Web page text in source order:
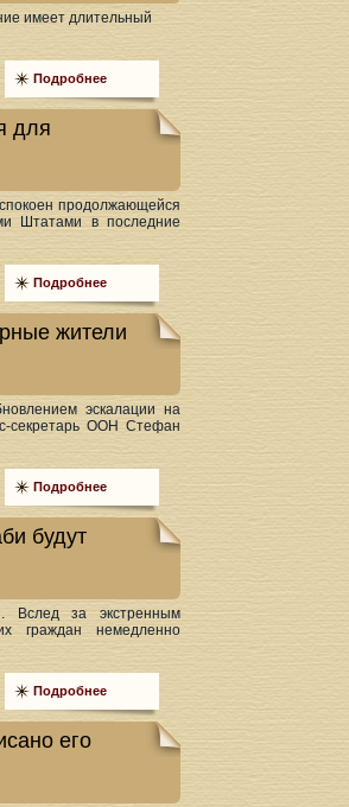
имеет длительный
Подробнее
для
продолжающейся
Штатами в последние
Подробнее
жители
эскалации на
секретарь ООН Стефан
Подробнее
будут
Вслед за экстренным
граждан немедленно
Подробнее
его